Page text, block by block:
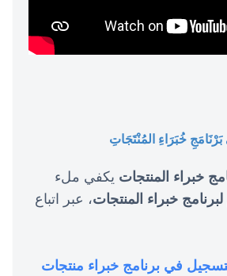
خُبَرَاءِ المُنْتَجَاتِ
خبراء المنتجات يكفي ملء
لبرنامج خبراء المنتجات، عبر اتباع
في برنامج خبراء منتجات